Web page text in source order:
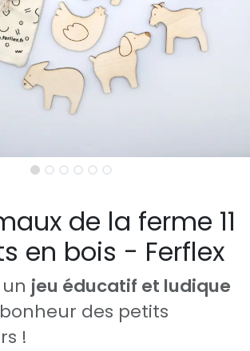
de la ferme 11
en bois - Ferflex
jeu éducatif et ludique
des petits
!